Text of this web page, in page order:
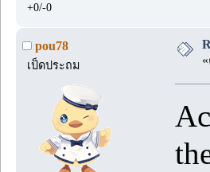
+0/-0
pou78
เป็ดประถม